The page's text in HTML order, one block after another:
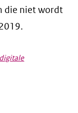
die niet wordt